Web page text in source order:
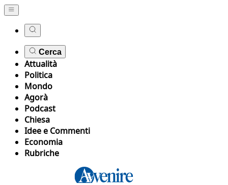
Cerca
Attualità
Politica
Mondo
Agorà
Podcast
Chiesa
Idee e Commenti
Economia
Rubriche